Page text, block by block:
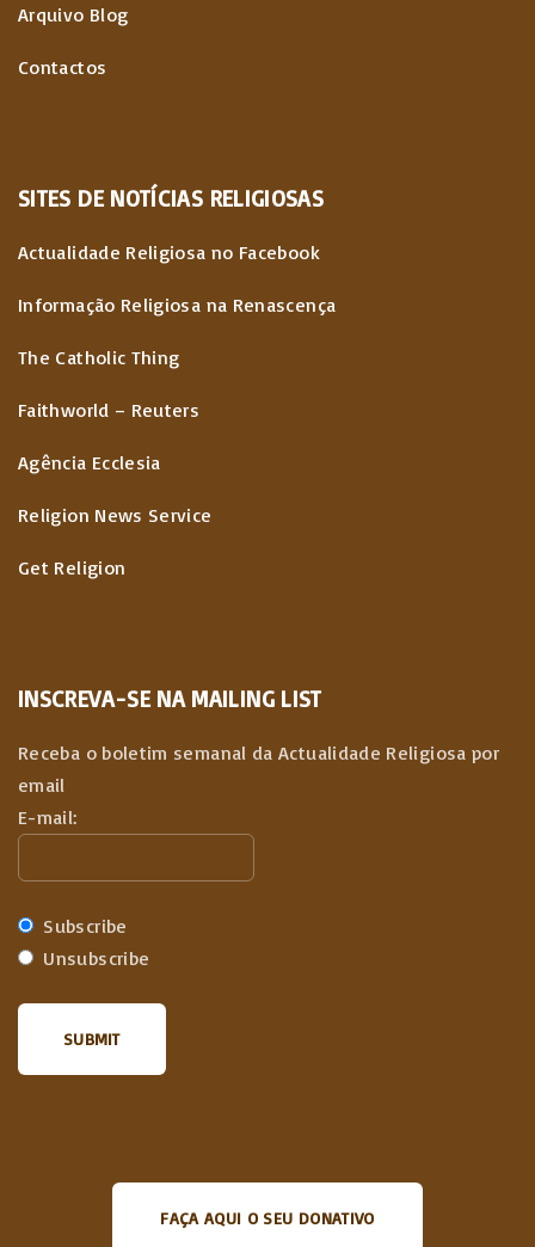
Arquivo Blog
Contactos
SITES DE NOTÍCIAS RELIGIOSAS
Actualidade Religiosa no Facebook
Informação Religiosa na Renascença
The Catholic Thing
Faithworld – Reuters
Agência Ecclesia
Religion News Service
Get Religion
INSCREVA-SE NA MAILING LIST
Receba o boletim semanal da Actualidade Religiosa por
email
E-mail:
Subscribe
Unsubscribe
FAÇA AQUI O SEU DONATIVO